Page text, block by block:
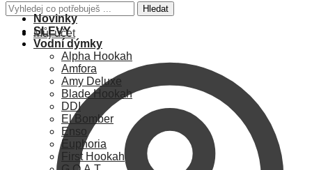
Hledat: Hledat
Můj účet
Novinky
SLEVY
Vodní dýmky
Alpha Hookah
Amfora
Amy Deluxe
Blade Hookah
DDI
El Bomber
Enso
Euphoria
First Hookah